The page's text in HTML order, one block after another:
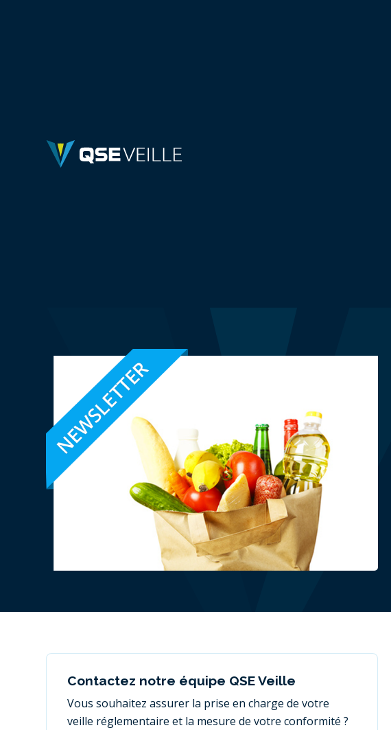
Contactez notre équipe QSE Veille
Vous souhaitez assurer la prise en charge de votre
veille réglementaire et la mesure de votre conformité ?